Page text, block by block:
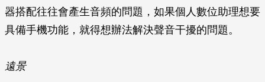
器搭配往往會產生音頻的問題，如果個人數位助理想要
具備手機功能，就得想辦法解決聲音干擾的問題。
遠景